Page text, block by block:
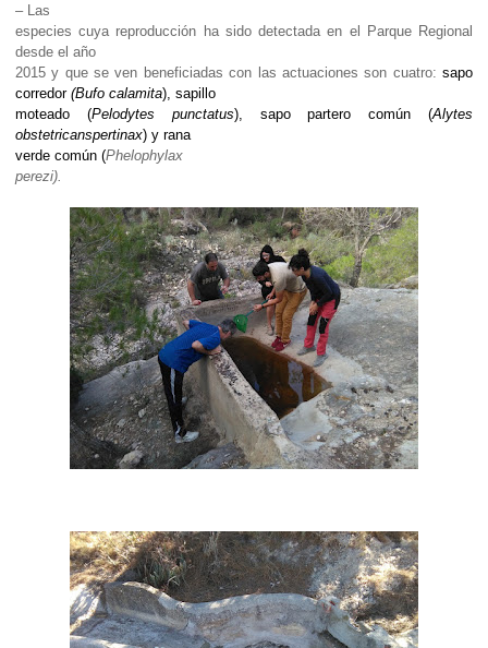
– Las
especies cuya reproducción ha sido detectada en el Parque Regional
desde el año
2015 y que se ven beneficiadas con las actuaciones son cuatro: sapo
corredor (Bufo calamita), sapillo
moteado (Pelodytes punctatus), sapo partero común(Alytes
obstetricanspertinax) y rana
verde común (Phelophylax
perezi).